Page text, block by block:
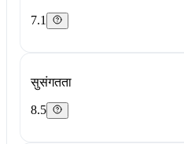
7.1
सुसंगतता
8.5